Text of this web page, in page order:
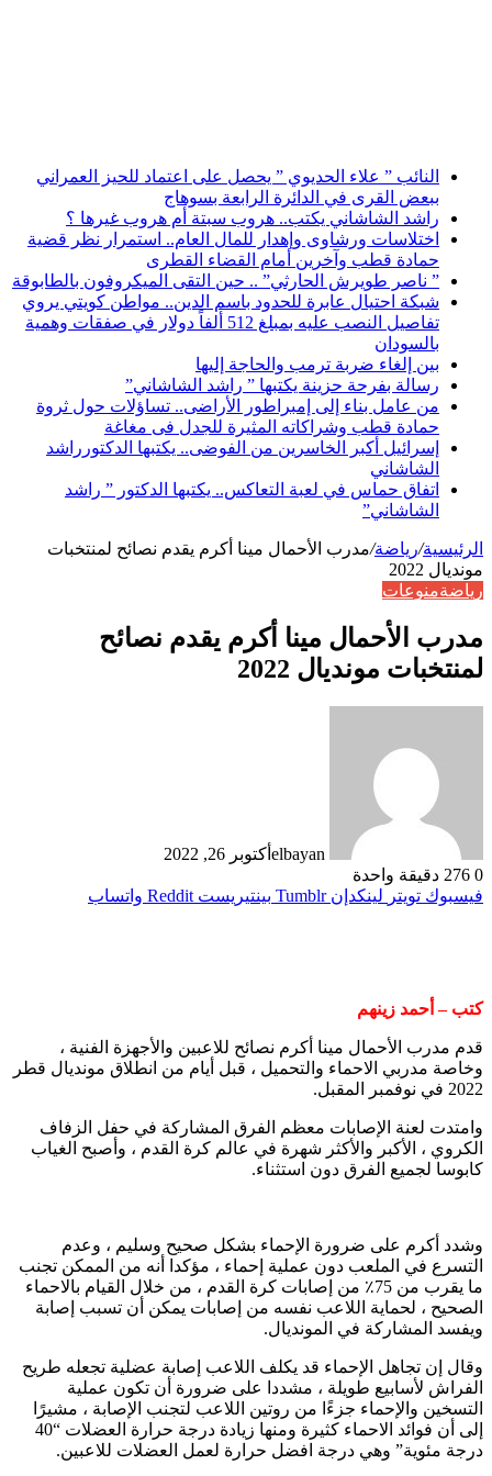
النائب ” علاء الحديوي ” يحصل على اعتماد للحيز العمراني
ببعض القرى في الدائرة الرابعة بسوهاج
راشد الشاشاني يكتب.. هروب سبتة أم هروب غيرها ؟
اختلاسات ورشاوى وإهدار للمال العام.. استمرار نظر قضية
حمادة قطب وآخرين أمام القضاء القطرى
” ناصر طويرش الحارثي” .. حين التقى الميكروفون بالطابوقة
شبكة احتيال عابرة للحدود باسم الدين.. مواطن كويتي يروي
تفاصيل النصب عليه بمبلغ 512 ألفاً دولار في صفقات وهمية
بالسودان
بين إلغاء ضربة ترمب والحاجة إليها
رسالة بفرحة حزينة يكتبها ” راشد الشاشاني”
من عامل بناء إلى إمبراطور الأراضى.. تساؤلات حول ثروة
حمادة قطب وشراكاته المثيرة للجدل فى مغاغة
إسرائيل أكبر الخاسرين من الفوضى.. يكتبها الدكتورراشد
الشاشاني
اتفاق حماس في لعبة التعاكس.. يكتبها الدكتور ” راشد
الشاشاني”
الرئيسية/رياضة/مدرب الأحمال مينا أكرم يقدم نصائح لمنتخبات
مونديال 2022
رياضةمنوعات
مدرب الأحمال مينا أكرم يقدم نصائح
لمنتخبات مونديال 2022
elbayan أكتوبر 26, 2022
0
دقيقة واحدة
فيسبوك تويتر لينكدإن بينتيريست واتساب
كتب – أحمد زينهم
قدم مدرب الأحمال مينا أكرم نصائح للاعبين والأجهزة الفنية ،
وخاصة مدربي الاحماء والتحميل ، قبل أيام من انطلاق مونديال قطر
2022 في نوفمبر المقبل.
وامتدت لعنة الإصابات معظم الفرق المشاركة في حفل الزفاف
الكروي ، الأكبر والأكثر شهرة في عالم كرة القدم ، وأصبح الغياب
كابوسا لجميع الفرق دون استثناء.
وشدد أكرم على ضرورة الإحماء بشكل صحيح وسليم ، وعدم
التسرع في الملعب دون عملية إحماء ، مؤكدا أنه من الممكن تجنب
ما يقرب من 75٪ من إصابات كرة القدم ، من خلال القيام بالاحماء
الصحيح ، لحماية اللاعب نفسه من إصابات يمكن أن تسبب إصابة
ويفسد المشاركة في المونديال.
وقال إن تجاهل الإحماء قد يكلف اللاعب إصابة عضلية تجعله طريح
الفراش لأسابيع طويلة ، مشددا على ضرورة أن تكون عملية
التسخين والإحماء جزءًا من روتين اللاعب لتجنب الإصابة ، مشيرًا
إلى أن فوائد الاحماء كثيرة ومنها زيادة درجة حرارة العضلات “40
درجة مئوية” وهي درجة افضل حرارة لعمل العضلات للاعبين.